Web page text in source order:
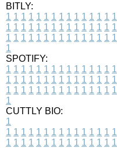
BITLY:
1 1 1 1 1 1 1 1 1 1 1 1 1 1 1
1 1 1 1 1 1 1 1 1 1 1 1 1 1 1
1 1 1 1 1 1 1 1 1 1 1 1 1 1 1
1
SPOTIFY:
1 1 1 1 1 1 1 1 1 1 1 1 1 1 1
1 1 1 1 1 1 1 1 1 1 1 1 1 1 1
1 1 1 1 1 1 1 1 1 1 1 1 1 1 1
1
CUTTLY BIO:
1
1 1 1 1 1 1 1 1 1 1 1 1 1 1 1
1 1 1 1 1 1 1 1 1 1 1 1 1 1 1